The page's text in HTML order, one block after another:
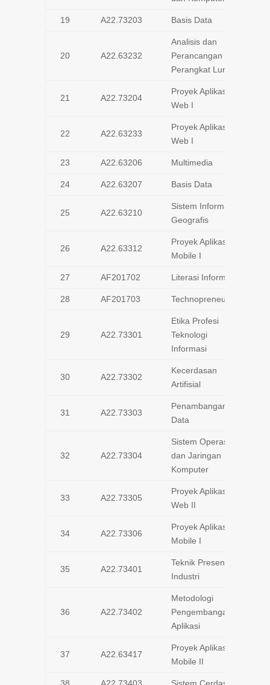
19 A22.73203 Basis Data
20 A22.63232
Analisis dan
Perancangan
Perangkat Lunak
21 A22.73204
Proyek Aplikasi
Web I
22 A22.63233
Proyek Aplikasi
Web I
23 A22.63206 Multimedia
24 A22.63207 Basis Data
25 A22.63210
Sistem Informasi
Geografis
26 A22.63312
Proyek Aplikasi
Mobile I
27 AF201702 Literasi Informasi
28 AF201703 Technopreneurship
29 A22.73301
Etika Profesi
Teknologi
Informasi
30 A22.73302
Kecerdasan
Artifisial
31 A22.73303
Penambangan
Data
32 A22.73304
Sistem Operasi
dan Jaringan
Komputer
33 A22.73305
Proyek Aplikasi
Web II
34 A22.73306
Proyek Aplikasi
Mobile I
35 A22.73401
Teknik Presentasi
Industri
36 A22.73402
Metodologi
Pengembangan
Aplikasi
37 A22.63417
Proyek Aplikasi
Mobile II